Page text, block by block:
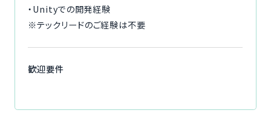
・Unityでの開発経験
※テックリードのご経験は不要
歓迎要件